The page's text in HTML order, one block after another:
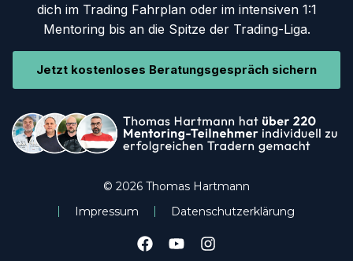
dich im Trading Fahrplan oder im intensiven 1:1
Mentoring bis an die Spitze der Trading-Liga.
Jetzt kostenloses Beratungsgespräch sichern
© 2026 Thomas Hartmann
Impressum
Datenschutzerklärung